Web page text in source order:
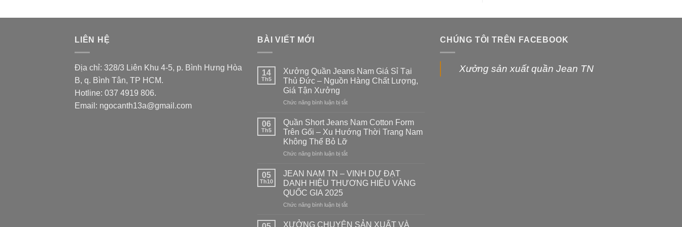
LIÊN HỆ
Địa chỉ: 328/3 Liên Khu 4-5, p. Bình Hưng Hòa
B, q. Bình Tân, TP HCM.
Hotline: 037 4919 806.
Email: ngocanth13a@gmail.com
BÀI VIẾT MỚI
14
Th5
Xưởng Quần Jeans Nam Giá Sỉ Tại
Thủ Đức – Nguồn Hàng Chất Lượng,
Giá Tận Xưởng
Chức năng bình luận bị tắt
Quần
Jeans
Nam
Thủ
Đức
Lượng,
06
Th5
Quần Short Jeans Nam Cotton Form
Trên Gối – Xu Hướng Thời Trang Nam
Không Thể Bỏ Lỡ
Chức năng bình luận bị tắt
Short
Jeans
Nam
Gối
05
Th10
JEAN NAM TN – VINH DỰ ĐẠT
DANH HIỆU THƯƠNG HIỆU VÀNG
QUỐC GIA 2025
Chức năng bình luận bị tắt
NAM
XƯỞNG CHUYÊN SẢN XUẤT VÀ
CHÚNG TÔI TRÊN FACEBOOK
Xưởng sản xuất quần Jean TN